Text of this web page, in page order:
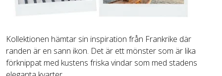
Kollektionen hämtar sin inspiration från Frankrike där
randen är en sann ikon. Det är ett mönster som är lika
förknippat med kustens friska vindar som med stadens